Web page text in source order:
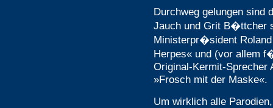
Durchweg gelungen
Jauch und Grit B�ttcher
Ministerpr�sident
Herpes« und (vor allem
Original-Kermit-Sprecher
»Frosch mit der Maske«.
Um wirklich alle